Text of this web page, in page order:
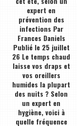
expert en
prévention des
infections Par
Frances Daniels
Publié le 25 juillet
26 Le temps chaud
laisse vos draps et
vos oreillers
humides la plupart
des nuits ? Selon
un expert en
hygiène, voici à
quelle fréquence